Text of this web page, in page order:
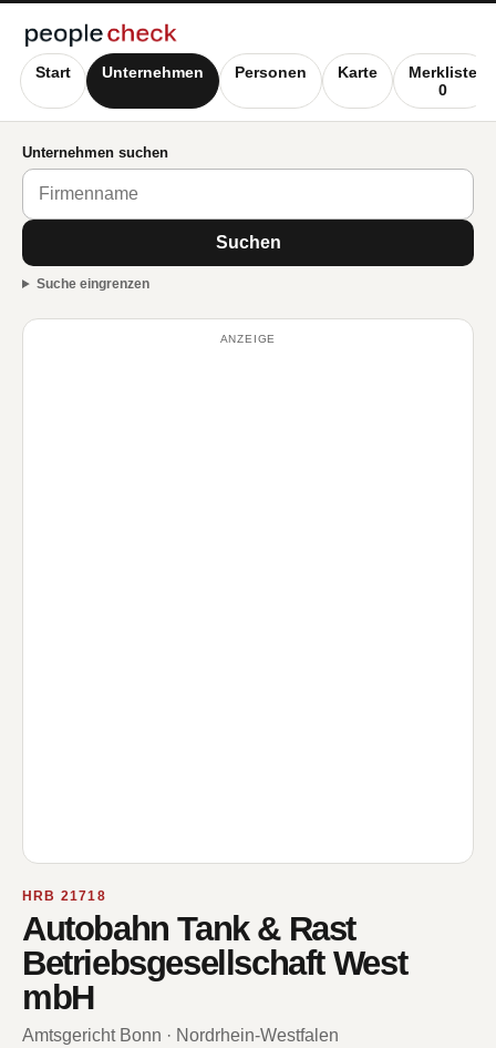
Start Unternehmen Personen Karte
Merkliste
0
Unternehmen suchen
Suchen
Suche eingrenzen
ANZEIGE
HRB 21718
Autobahn Tank & Rast
Betriebsgesellschaft West
mbH
Amtsgericht Bonn · Nordrhein-Westfalen